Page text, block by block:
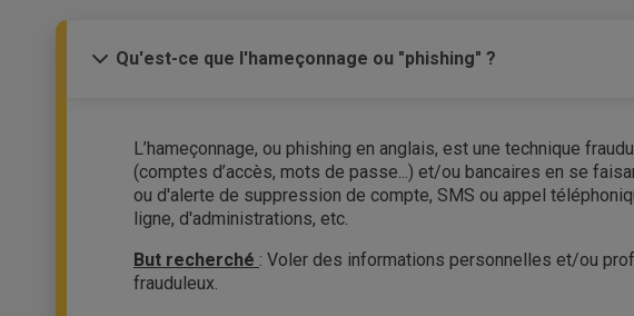
Qu'est-ce que l'hameçonnage ou "phishing" ?
L’hameçonnage, ou phishing en anglais, est une technique
(comptes d’accès, mots de passe...) et/ou bancaires en se
ou d'alerte de suppression de compte, SMS ou appel
ligne, d'administrations, etc.
But recherché : Voler des informations personnelles et/ou
frauduleux.